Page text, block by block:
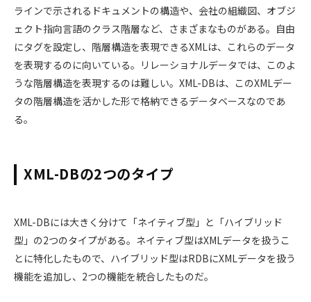
ラインで示されるドキュメントの構造や、会社の組織図、オブジ
ェクト指向言語のクラス階層など、さまざまなものがある。自由
にタグを設定し、階層構造を表現できるXMLは、これらのデータ
を表現するのに向いている。リレーショナルデータでは、このよ
うな階層構造を表現するのは難しい。XML-DBは、このXMLデー
タの階層構造を活かした形で格納できるデータベースなのであ
る。
XML-DBの2つのタイプ
XML-DBには大きく分けて「ネイティブ型」と「ハイブリッド
型」の2つのタイプがある。ネイティブ型はXMLデータを扱うこ
とに特化したもので、ハイブリッド型はRDBにXMLデータを扱う
機能を追加し、2つの機能を統合したものだ。